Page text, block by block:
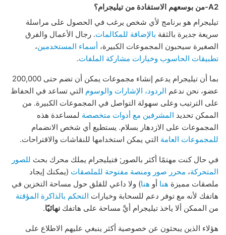
A2-من بوسعهم الاستفادة من تيليجرام؟
تيليجرام هو برنامج لأي شخص يرغب في الحصول على مراسلة
سريعة جديرة بالثقة بالإضافة للمكالمات. رجال الأعمال والفرق
الصغيرة سيحبون المجموعات الكبيرة، أسماء المستخدمين،
تطبيقات الحاسوب وخيارات مشاركة الملفات.
بما أن تيليجرام يدعم إنشاء مجموعات يمكن أن تضم حتى 200,000
عضو، نحن ندعم الردود، الإشارات والوسوم التي تساعد في الحفاظ
على الترتيب وعلى سهولة التواصل في المجموعات الكبيرة. من
الممكن تحديد المشرفين مع أدوات متخصصة لمساعدة هذه
المجموعات على الازدهار بسلام. يستطيع أي شخص الانضمام
للمجموعات العامة التي يمكن استخدامها للنقاشات والاقتراحات.
في حال كنت مهتمًا أكثر بالصور; فتيليجرام يملك محرك بحث للصور
المتحركة، محرر صور ومنصة مفتوحة للملصقات (يمكنك إيجاد
ملصقات مميزة هنا أو هنا) ولا داعي للقلق حول مساحة التخزين في
هاتفك لأنه مع توفر دعم للسحابة وخيارات التحكم بالذاكرة المؤقتة
من الممكن ألا ياخذ تيليجرام أيَّ مساحة على هاتفك نهائيًا.
هؤلاء الذين يبحثون عن خصوصية أكثر ينبغي عليهم الاطلاع على